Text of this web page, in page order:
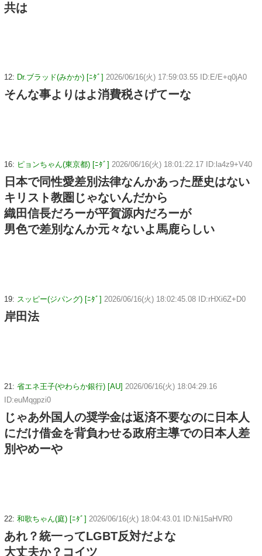
共は
12: Dr.ブラッド(みかか) [ﾆﾀﾞ] 2026/06/16(火) 17:59:03.55 ID:E/E+q0jA0
そんな事よりはよ消費税さげてーな
16: ピョンちゃん(東京都) [ﾆﾀﾞ] 2026/06/16(火) 18:01:22.17 ID:la4z9+V40
日本で同性愛差別法律なんかあった歴史はない
キリスト教圏じゃないんだから
織田信長だろーが平賀源内だろーが
男色で差別なんか元々ないよ馬鹿らしい
19: スッピー(ジパング) [ﾆﾀﾞ] 2026/06/16(火) 18:02:45.08 ID:rHXi6Z+D0
岸田法
21: 省エネ王子(やわらか銀行) [AU] 2026/06/16(火) 18:04:29.16
ID:euMqgpzi0
じゃあ外国人の奨学金は返済不要なのに日本人
にだけ借金を背負わせる政府主導での日本人差
別やめーや
22: 和歌ちゃん(庭) [ﾆﾀﾞ] 2026/06/16(火) 18:04:43.01 ID:Ni15aHVR0
あれ？統一ってLGBT反対だよな
大丈夫か？コイツ